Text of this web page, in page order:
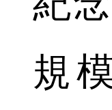
規